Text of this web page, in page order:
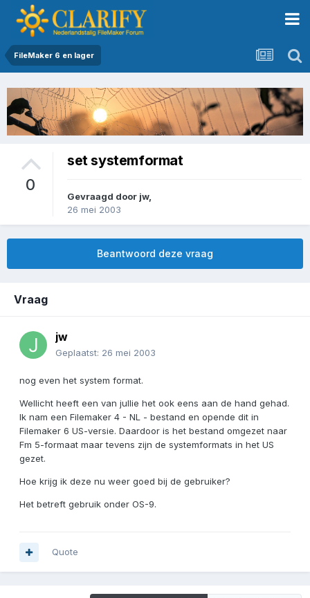
FileMaker 6 en lager
0
set systemformat
Gevraagd door jw,
26 mei 2003
Beantwoord deze vraag
Vraag
jw
Geplaatst: 26 mei 2003
nog even het system format.
Wellicht heeft een van jullie het ook eens aan de hand gehad.
Ik nam een Filemaker 4 - NL - bestand en opende dit in
Filemaker 6 US-versie. Daardoor is het bestand omgezet naar
Fm 5-formaat maar tevens zijn de systemformats in het US
gezet.
Hoe krijg ik deze nu weer goed bij de gebruiker?
Het betreft gebruik onder OS-9.
Quote